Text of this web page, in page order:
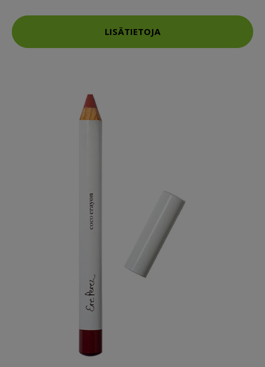
LISÄTIETOJA